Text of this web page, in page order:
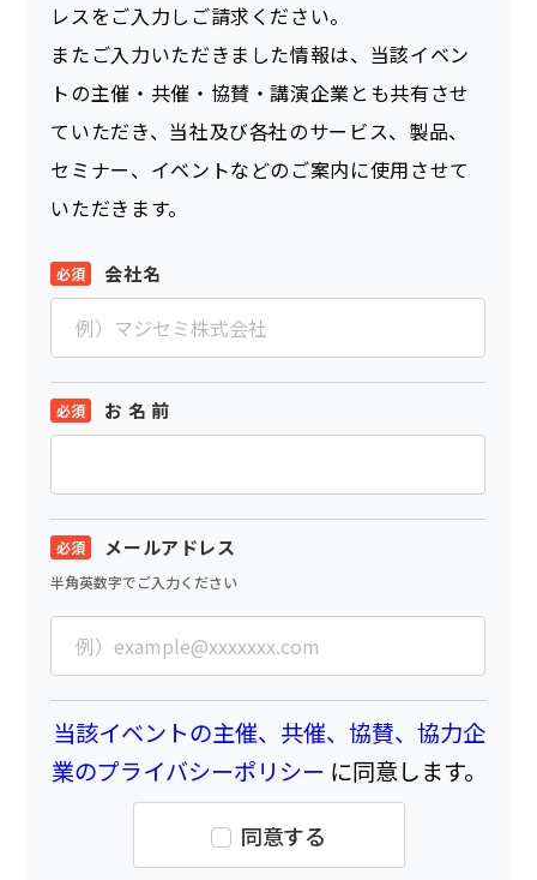
レスをご入力しご請求ください。
またご入力いただきました情報は、当該イベン
トの主催・共催・協賛・講演企業とも共有させ
ていただき、当社及び各社のサービス、製品、
セミナー、イベントなどのご案内に使用させて
いただきます。
会社名
お 名 前
メールアドレス
半角英数字でご入力ください
当該イベントの主催、共催、協賛、協力企
業のプライバシーポリシー に同意します。
同意する